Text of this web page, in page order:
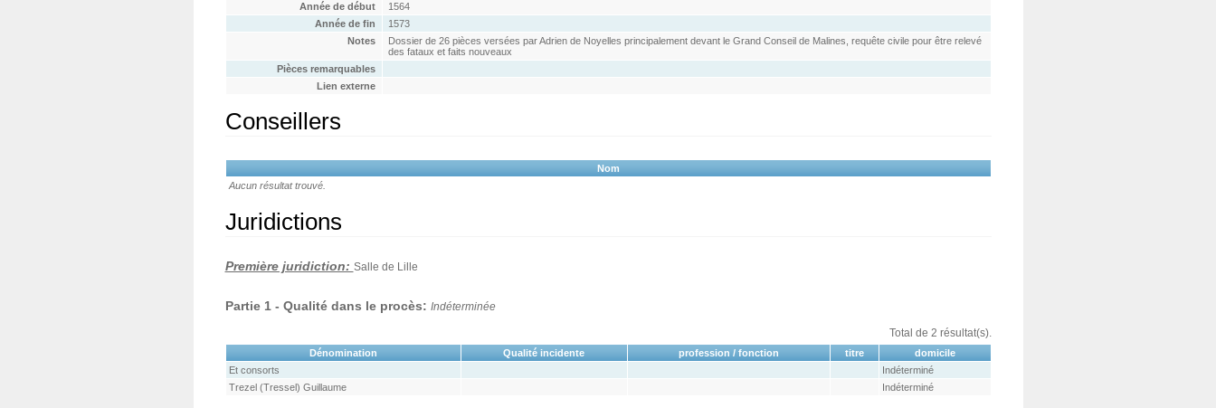
Année de début
1564
Année de fin
1573
Notes
Dossier de 26 pièces versées par Adrien de Noyelles principalement devant le Grand Conseil de Malines, requête civile pour être relevé
des fataux et faits nouveaux
Pièces remarquables
Lien externe
Conseillers
Nom
Aucun résultat trouvé.
Juridictions
Première juridiction: Salle de Lille
Partie 1 - Qualité dans le procès: Indéterminée
Total de 2 résultat(s).
Dénomination Qualité incidente profession / fonction titre
domicile
Et consorts
Indéterminé
Trezel (Tressel) Guillaume
Indéterminé